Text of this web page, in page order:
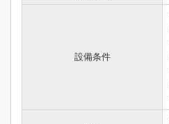
設備条件